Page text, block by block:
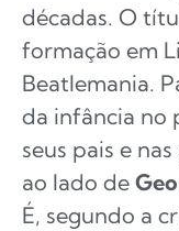
décadas. O
formação em
Beatlemania.
da infância no
seus pais e
ao lado de
É, segundo a